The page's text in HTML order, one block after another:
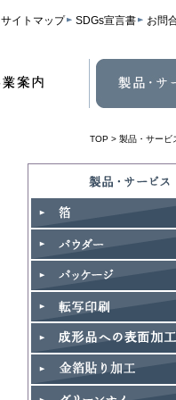
サイトマップ SDGs宣言書 お問
TOP > 製品・サービ